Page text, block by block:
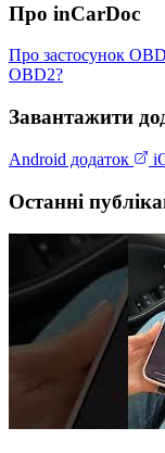
Про inCarDoc
Про застосунок
OBD2?
Завантажити
Android додаток
Останні